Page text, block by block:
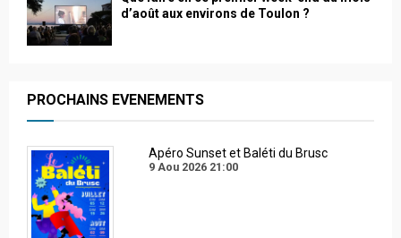
d’août aux environs de Toulon ?
PROCHAINS EVENEMENTS
Apéro Sunset et Baléti du Brusc
9 Aou 2026 21:00